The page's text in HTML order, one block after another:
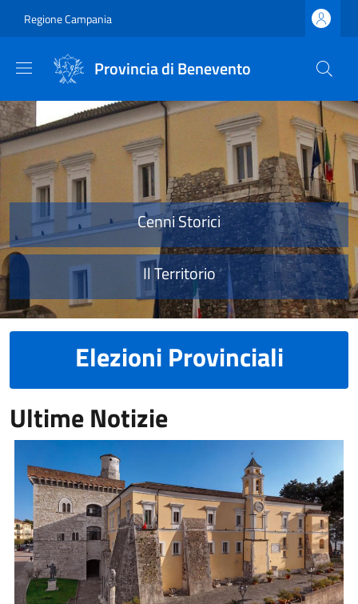
Regione Campania
Provincia di Benevento
Provincia di Benevento
Cenni Storici
Il Territorio
Elezioni Provinciali
Ultime Notizie